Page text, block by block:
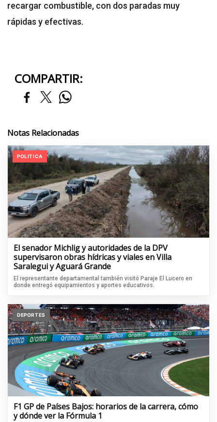
recargar combustible, con dos paradas muy
rápidas y efectivas.
COMPARTIR:
Notas Relacionadas
POLITICA
El senador Michlig y autoridades de la DPV
supervisaron obras hídricas y viales en Villa
Saralegui y Aguará Grande
El representante departamental también visitó Paraje El Lucero en
donde entregó equipamientos y aportes educativos.
DEPORTES
F1 GP de Países Bajos: horarios de la carrera, cómo
y dónde ver la Fórmula 1